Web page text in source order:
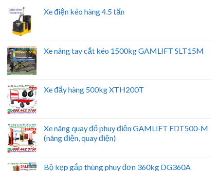
Xe điện kéo hàng 4.5 tấn
Xe nâng tay cắt kéo 1500kg GAMLIFT SLT15M
Xe đẩy hàng 500kg XTH200T
Xe nâng quay đổ phuy điện GAMLIFT EDT500-M
(nâng điện, quay điện)
Bộ kẹp gắp thùng phuy đơn 360kg DG360A